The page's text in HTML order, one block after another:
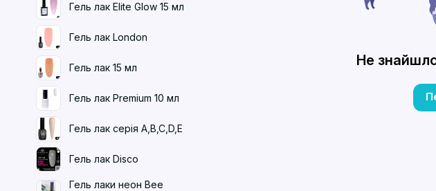
Гель лак Elite Glow 15 мл
Гель лак London
Гель лак 15 мл
Гель лак Premium 10 мл
Гель лак серія A,B,C,D,E
Гель лак Disco
Гель лаки неон Bee
Не